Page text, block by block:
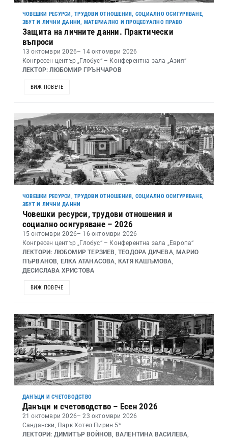
ЧОВЕШКИ РЕСУРСИ, ТРУДОВИ ОТНОШЕНИЯ, СОЦИАЛНО ОСИГУРЯВАНЕ,
ЗБУТ И ЛИЧНИ ДАННИ, МАТЕРИАЛНО И ПРОЦЕСУАЛНО ПРАВО
Защита на личните данни. Практически
въпроси
13 октомври 2026– 14 октомври 2026
Конгресен център „Глобус“ – Конферентна зала „Азия“
ЛЕКТОР: ЛЮБОМИР ГРЪНЧАРОВ
ВИЖ ПОВЕЧЕ
ЧОВЕШКИ РЕСУРСИ, ТРУДОВИ ОТНОШЕНИЯ, СОЦИАЛНО ОСИГУРЯВАНЕ,
ЗБУТ И ЛИЧНИ ДАННИ
Човешки ресурси, трудови отношения и
социално осигуряване – 2026
15 октомври 2026– 16 октомври 2026
Конгресен център „Глобус“ – Конферентна зала „Европа“
ЛЕКТОРИ: ЛЮБОМИР ТЕРЗИЕВ, ТЕОДОРА ДИЧЕВА, МАРИО
ПЪРВАНОВ, ЕЛКА АТАНАСОВА, КАТЯ КАШЪМОВА,
ДЕСИСЛАВА ХРИСТОВА
ВИЖ ПОВЕЧЕ
ДАНЪЦИ И СЧЕТОВОДСТВО
Данъци и счетоводство – Есен 2026
21 октомври 2026– 23 октомври 2026
Сандански, Парк Хотел Пирин 5*
ЛЕКТОРИ: ДИМИТЪР ВОЙНОВ, ВАЛЕНТИНА ВАСИЛЕВА,